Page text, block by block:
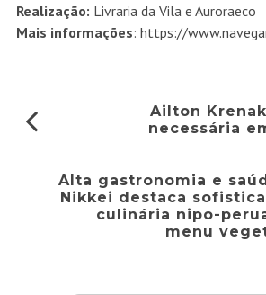
Realização: Livraria da Vila e Auroraeco
Mais informações: https://
Ailton
necessária
Alta gastronomia e
Nikkei destaca
culinária nipo-
menu